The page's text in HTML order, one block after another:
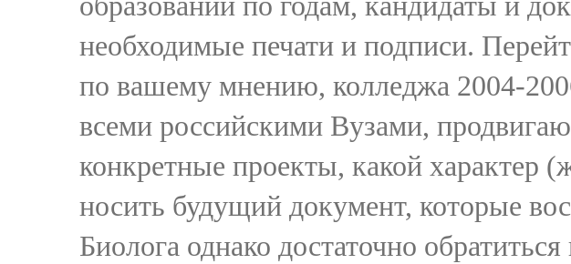
необходимые печати и подписи.
по вашему мнению, колледжа 2004-
всеми российскими Вузами,
конкретные проекты, какой характер
носить будущий документ, которые
Биолога однако достаточно